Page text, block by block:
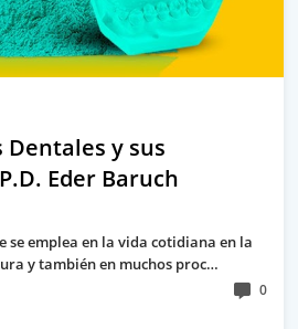
Dentales y sus
Eder Baruch
se emplea en la vida cotidiana en la
y también en muchos proc…
0